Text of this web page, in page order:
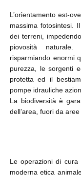
L’orientamento est-
massima fotosintesi.
dei terreni,
piovosità
risparmiando enormi
purezza, le sorgenti
protetta ed il
pompe idrauliche
La biodiversità è
dell’area, fuori da
Le operazioni di cura
moderna etica